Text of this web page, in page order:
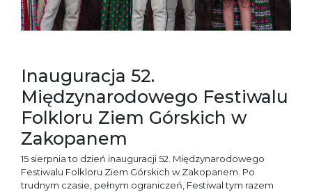
Inauguracja 52.
Międzynarodowego Festiwalu
Folkloru Ziem Górskich w
Zakopanem
15 sierpnia to dzień inauguracji 52. Międzynarodowego
Festiwalu Folkloru Ziem Górskich w Zakopanem. Po
trudnym czasie, pełnym ograniczeń, Festiwal tym razem